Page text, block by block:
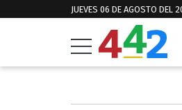
JUEVES 06 DE AGOSTO DEL